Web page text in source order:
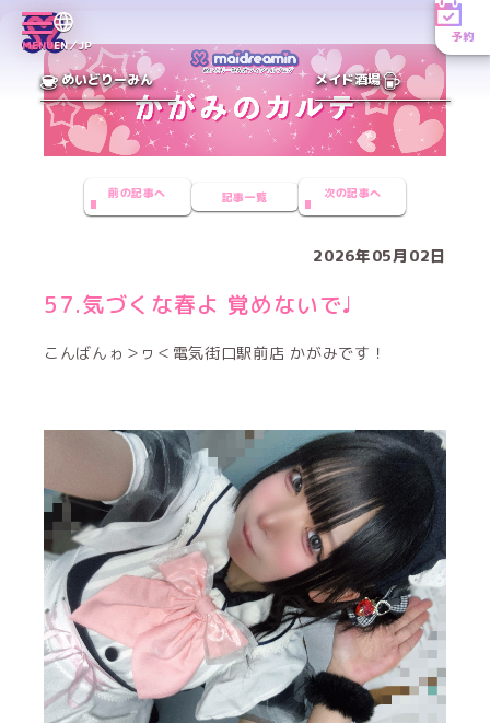
MENUEN／JP
予約
めいどりーみん メイド酒場
前の記事へ 記事一覧 次の記事へ
2026年05月02日
57.気づくな春よ 覚めないで♩
こんばんゎ＞ヮ＜電気街口駅前店 かがみです！